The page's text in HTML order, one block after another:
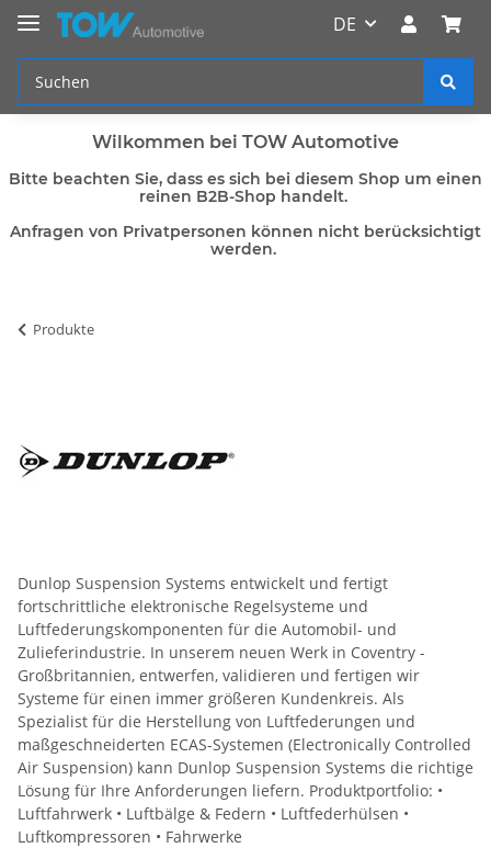
DE
Wilkommen bei TOW Automotive
Bitte beachten Sie, dass es sich bei diesem Shop um einen
reinen B2B-Shop handelt.
Anfragen von Privatpersonen können nicht berücksichtigt
werden.
Produkte
Dunlop Suspension Systems entwickelt und fertigt
fortschrittliche elektronische Regelsysteme und
Luftfederungskomponenten für die Automobil- und
Zulieferindustrie. In unserem neuen Werk in Coventry -
Großbritannien, entwerfen, validieren und fertigen wir
Systeme für einen immer größeren Kundenkreis. Als
Spezialist für die Herstellung von Luftfederungen und
maßgeschneiderten ECAS-Systemen (Electronically Controlled
Air Suspension) kann Dunlop Suspension Systems die richtige
Lösung für Ihre Anforderungen liefern. Produktportfolio: •
Luftfahrwerk • Luftbälge & Federn • Luftfederhülsen •
Luftkompressoren • Fahrwerke